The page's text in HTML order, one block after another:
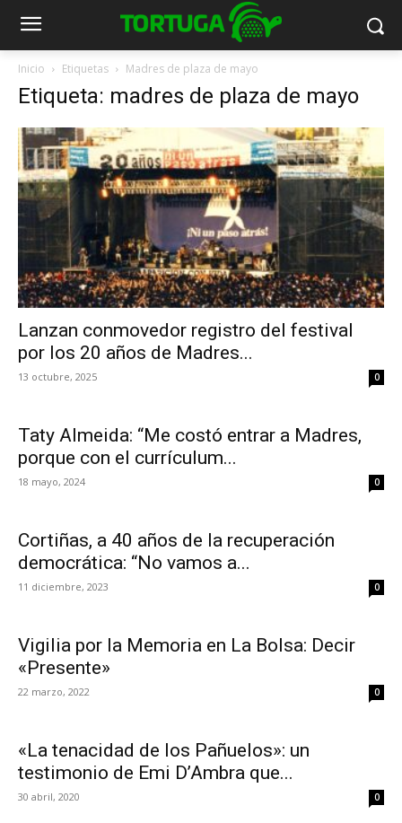
Inicio Etiquetas Madres de plaza de mayo
Etiqueta: madres de plaza de mayo
Lanzan conmovedor registro del festival
por los 20 años de Madres...
13 octubre, 2025 0
Taty Almeida: “Me costó entrar a Madres,
porque con el currículum...
18 mayo, 2024 0
Cortiñas, a 40 años de la recuperación
democrática: “No vamos a...
11 diciembre, 2023 0
Vigilia por la Memoria en La Bolsa: Decir
«Presente»
22 marzo, 2022 0
«La tenacidad de los Pañuelos»: un
testimonio de Emi D’Ambra que...
30 abril, 2020 0